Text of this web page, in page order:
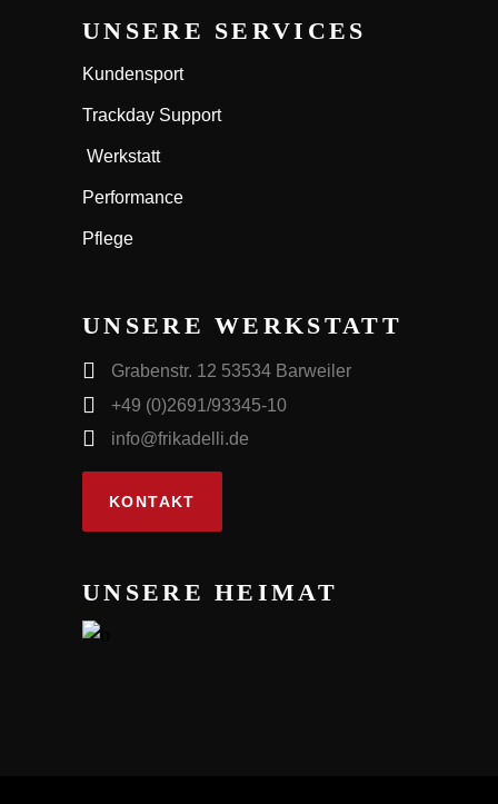
UNSERE SERVICES
Kundensport
Trackday Support
Werkstatt
Performance
Pflege
UNSERE WERKSTATT
Grabenstr. 12 53534 Barweiler
+49 (0)2691/93345-10
info@frikadelli.de
KONTAKT
UNSERE HEIMAT